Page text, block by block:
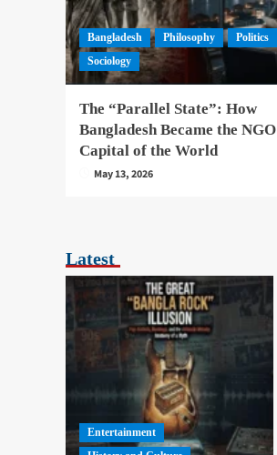
Bangladesh Philosophy
Politics
Sociology
The “Parallel State”: How
Bangladesh Became the NGO
Capital of the World
May 13, 2026
Latest
Entertainment